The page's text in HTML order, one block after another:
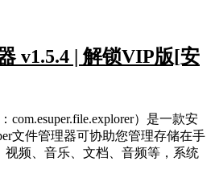
v1.5.4 | 解锁VIP版[安
com.esuper.file.explorer）是一款安
文件管理器可协助您管理存储在手
视频、音乐、文档、音频等，系统